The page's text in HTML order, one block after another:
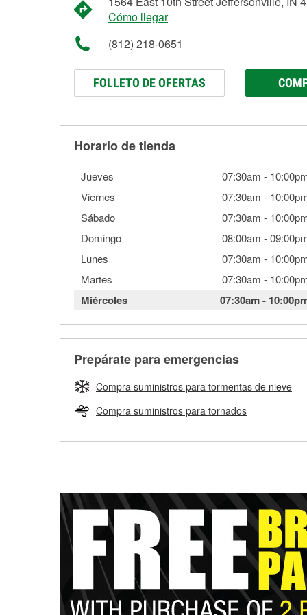
Cómo llegar
(812) 218-0651
FOLLETO DE OFERTAS
Horario de tienda
Jueves 07:30am -
Viernes
07:30am -
Sábado
07:30am -
Domingo
08:00am -
Lunes
07:30am -
Martes
07:30am -
Miércoles 07:30am-
Prepárate para emergencias
Compra suministros para tormentas de nieve
Compra suministros para tornados